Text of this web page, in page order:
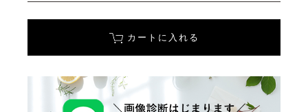
カートに入れる